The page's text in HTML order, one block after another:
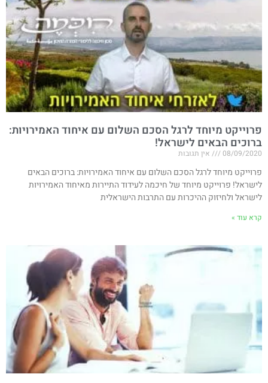
פרוייקט מיוחד לרגל הסכם השלום עם איחוד האמירויות​:
ברוכים הבאים לישראל!
08/09/2020 אין תגובות
פרוייקט מיוחד לרגל הסכם השלום עם איחוד האמירויות​: ברוכים הבאים
לישראל! פרוייקט מיוחד של חיכמה לעידוד התיירות מאיחוד האמירויות
לישראל ולחיזוק ההיכרות עם התרבות הישראלית
קרא עוד »